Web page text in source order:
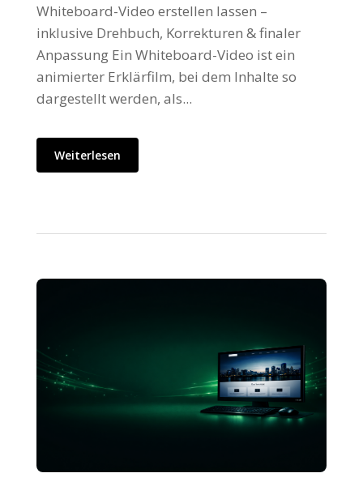
Whiteboard-Video erstellen lassen –
inklusive Drehbuch, Korrekturen & finaler
Anpassung Ein Whiteboard-Video ist ein
animierter Erklärfilm, bei dem Inhalte so
dargestellt werden, als...
Weiterlesen